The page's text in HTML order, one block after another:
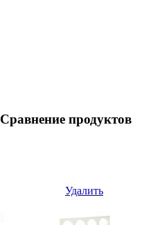
Сравнение продуктов
Удалить